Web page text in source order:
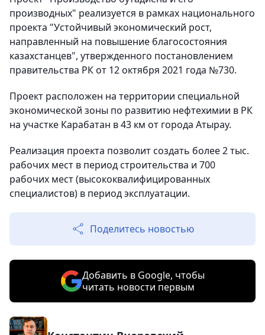
производных" реализуется в рамках национального
проекта "Устойчивый экономический рост,
направленный на повышение благосостояния
казахстанцев", утвержденного постановлением
правительства РК от 12 октября 2021 года №730.
Проект расположен на территории специальной
экономической зоны по развитию нефтехимии в РК
на участке Карабатан в 43 км от города Атырау.
Реализация проекта позволит создать более 2 тыс.
рабочих мест в период строительства и 700
рабочих мест (высококвалифицированных
специалистов) в период эксплуатации.
Поделитесь новостью
Добавить в Google, чтобы
читать новости первым